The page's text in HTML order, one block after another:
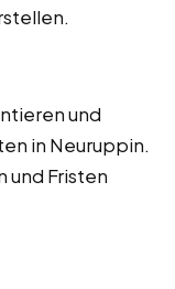
und
in Neuruppin.
und Fristen